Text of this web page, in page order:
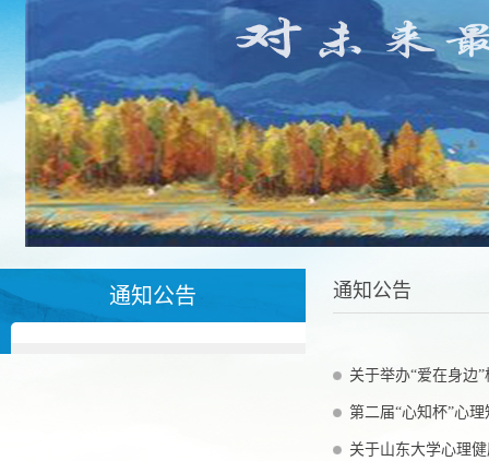
通知公告 通知公告
关于举办“爱在身边
第二届“心知杯”心
关于山东大学心理